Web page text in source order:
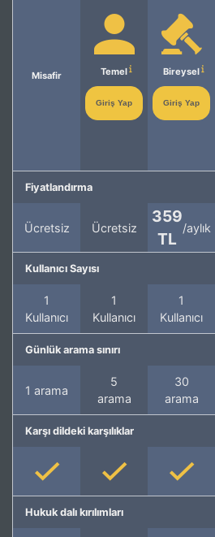
Misafir Temel
Giriş Yap
Bireysel
Giriş Yap
Fiyatlandırma
Ücretsiz Ücretsiz
359
TL
/aylık
Kullanıcı Sayısı
1
Kullanıcı
1
Kullanıcı
1
Kullanıcı
Günlük arama sınırı
1 arama
5
arama
30
arama
Karşı dildeki karşılıklar
Hukuk dalı kırılımları